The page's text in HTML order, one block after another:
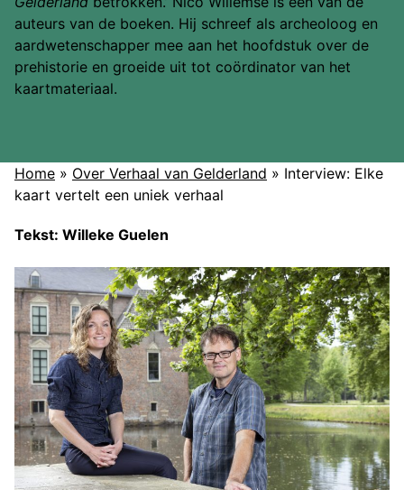
auteurs van de boeken. Hij schreef als archeoloog en
aardwetenschapper mee aan het hoofdstuk over de
prehistorie en groeide uit tot coördinator van het
kaartmateriaal.
Home » Over Verhaal van Gelderland » Interview: Elke
kaart vertelt een uniek verhaal
Tekst: Willeke Guelen